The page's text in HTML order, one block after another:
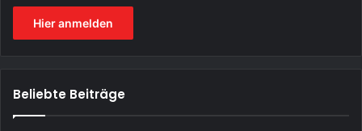
Hier anmelden
Beliebte Beiträge